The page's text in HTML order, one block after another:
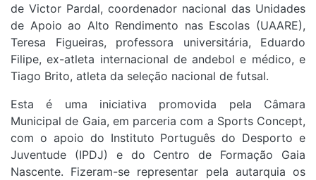
de Victor Pardal, coordenador nacional das Unidades
de Apoio ao Alto Rendimento nas Escolas (UAARE),
Teresa Figueiras, professora universitária, Eduardo
Filipe, ex-atleta internacional de andebol e médico, e
Tiago Brito, atleta da seleção nacional de futsal.
Esta é uma iniciativa promovida pela Câmara
Municipal de Gaia, em parceria com a Sports Concept,
com o apoio do Instituto Português do Desporto e
Juventude (IPDJ) e do Centro de Formação Gaia
Nascente. Fizeram-se representar pela autarquia os